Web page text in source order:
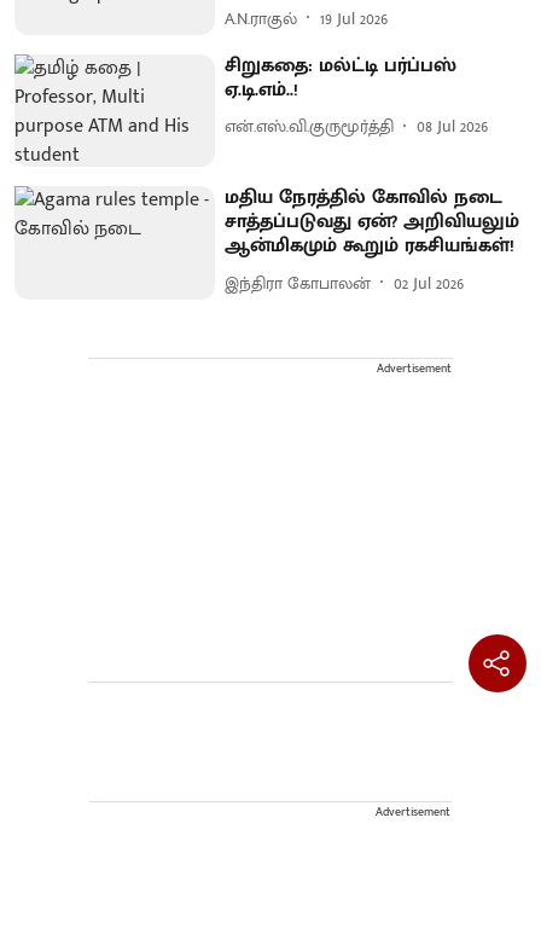
A.N.ராகுல் 19 Jul 2026
சிறுகதை: மல்ட்டி பர்ப்பஸ்
ஏ.டி.எம்..!
என்.எஸ்.வி.குருமூர்த்தி 08 Jul 2026
மதிய நேரத்தில் கோவில் நடை
சாத்தப்படுவது ஏன்? அறிவியலும்
ஆன்மிகமும் கூறும் ரகசியங்கள்!
இந்திரா கோபாலன் 02 Jul 2026
Advertisement
Advertisement